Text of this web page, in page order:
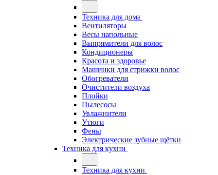
Техника для дома
Вентиляторы
Весы напольные
Выпрямители для волос
Кондиционеры
Красота и здоровье
Машинки для стрижки волос
Обогреватели
Очистители воздуха
Плойки
Пылесосы
Увлажнители
Утюги
Фены
Электрические зубные щётки
Техника для кухни
Техника для кухни